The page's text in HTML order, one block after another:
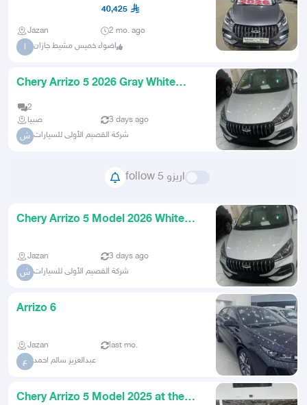
40,425
Jazan 2 mo. ago
ا اضواء خميس مشيط جازان
Chery Arrizo 5 2026 Gray White
2
صبيا
3 days ago
ش شركة القصيم الأولى للسيارات
follow اريزو 5
Chery Arrizo 5 Model 2026 White
Jazan 3 days ago
ش شركة القصيم الأولى للسيارات
Arrizo 6
Jazan last mo.
ع عبدالعزيز سالم احمد
Chery Arrizo 5 Model 2025 at the